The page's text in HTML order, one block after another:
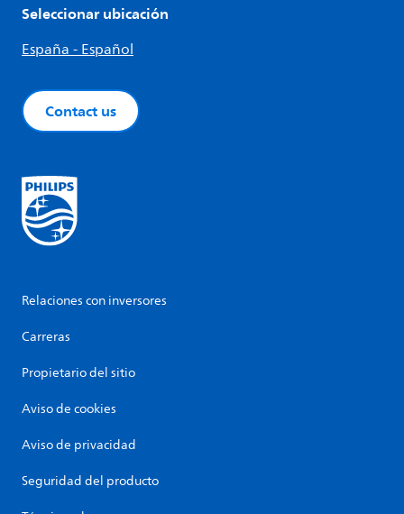
Seleccionar ubicación
España - Español
Contact us
Relaciones con inversores
Carreras
Propietario del sitio
Aviso de cookies
Aviso de privacidad
Seguridad del producto